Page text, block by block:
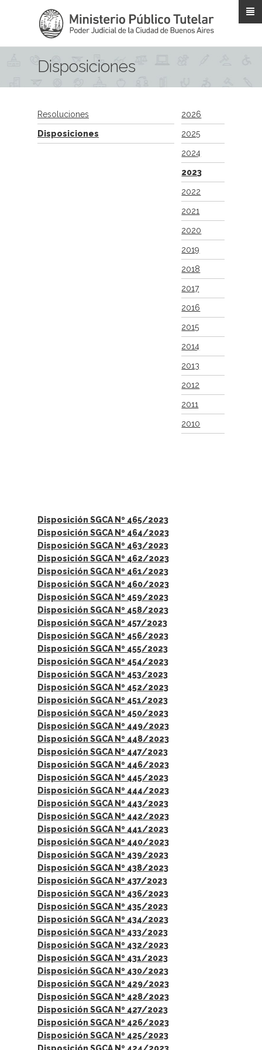
Disposiciones
Resoluciones
Disposiciones
2026
2025
2024
2023
2022
2021
2020
2019
2018
2017
2016
2015
2014
2013
2012
2011
2010
Disposición SGCA Nº 465/2023
Disposición SGCA Nº 464/2023
Disposición SGCA Nº 463/2023
Disposición SGCA Nº 462/2023
Disposición SGCA Nº 461/2023
Disposición SGCA Nº 460/2023
Disposición SGCA Nº 459/2023
Disposición SGCA Nº 458/2023
Disposición SGCA Nº 457/2023
Disposición SGCA Nº 456/2023
Disposición SGCA Nº 455/2023
Disposición SGCA Nº 454/2023
Disposición SGCA Nº 453/2023
Disposición SGCA Nº 452/2023
Disposición SGCA Nº 451/2023
Disposición SGCA Nº 450/2023
Disposición SGCA Nº 449/2023
Disposición SGCA Nº 448/2023
Disposición SGCA Nº 447/2023
Disposición SGCA Nº 446/2023
Disposición SGCA Nº 445/2023
Disposición SGCA Nº 444/2023
Disposición SGCA Nº 443/2023
Disposición SGCA Nº 442/2023
Disposición SGCA Nº 441/2023
Disposición SGCA Nº 440/2023
Disposición SGCA Nº 439/2023
Disposición SGCA Nº 438/2023
Disposición SGCA Nº 437/2023
Disposición SGCA Nº 436/2023
Disposición SGCA Nº 435/2023
Disposición SGCA Nº 434/2023
Disposición SGCA Nº 433/2023
Disposición SGCA Nº 432/2023
Disposición SGCA Nº 431/2023
Disposición SGCA Nº 430/2023
Disposición SGCA Nº 429/2023
Disposición SGCA Nº 428/2023
Disposición SGCA Nº 427/2023
Disposición SGCA Nº 426/2023
Disposición SGCA Nº 425/2023